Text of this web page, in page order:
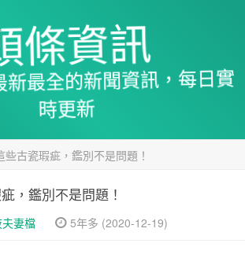
條資訊
新最全的新聞資訊，每日實
時更新
些古瓷瑕疵，鑑別不是問題！
，鑑別不是問題！
妻檔 5年多 (2020-12-19)